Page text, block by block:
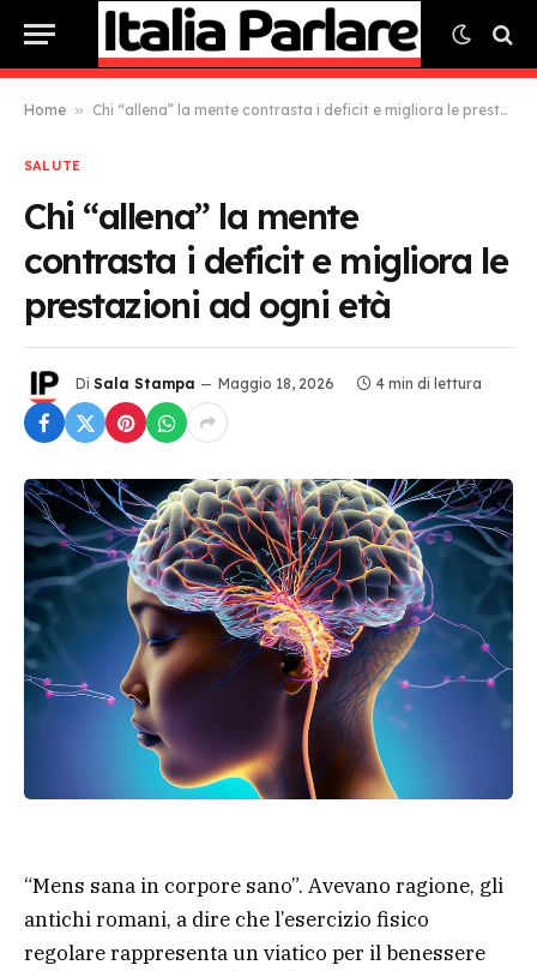
Home » Chi “allena” la mente contrasta i deficit e migliora le prestazioni ad ogni età
SALUTE
Chi “allena” la mente
contrasta i deficit e migliora le
prestazioni ad ogni età
Di Sala Stampa Maggio 18, 2026 4 min di lettura
“Mens sana in corpore sano”. Avevano ragione, gli
antichi romani, a dire che l’esercizio fisico
regolare rappresenta un viatico per il benessere